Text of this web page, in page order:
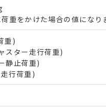
重をかけた場合の値になり
重)
スター走行荷重)
静止荷重)
行荷重)